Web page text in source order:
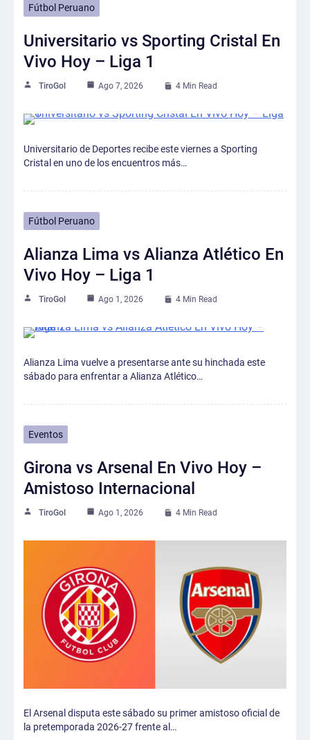
Fútbol Peruano
Universitario vs Sporting Cristal En
Vivo Hoy – Liga 1
TiroGol Ago 7, 2026 4 Min Read
Universitario de Deportes recibe este viernes a Sporting
Cristal en uno de los encuentros más…
Fútbol Peruano
Alianza Lima vs Alianza Atlético En
Vivo Hoy – Liga 1
TiroGol Ago 1, 2026 4 Min Read
Alianza Lima vuelve a presentarse ante su hinchada este
sábado para enfrentar a Alianza Atlético…
Eventos
Girona vs Arsenal En Vivo Hoy –
Amistoso Internacional
TiroGol Ago 1, 2026 4 Min Read
El Arsenal disputa este sábado su primer amistoso oficial de
la pretemporada 2026-27 frente al…